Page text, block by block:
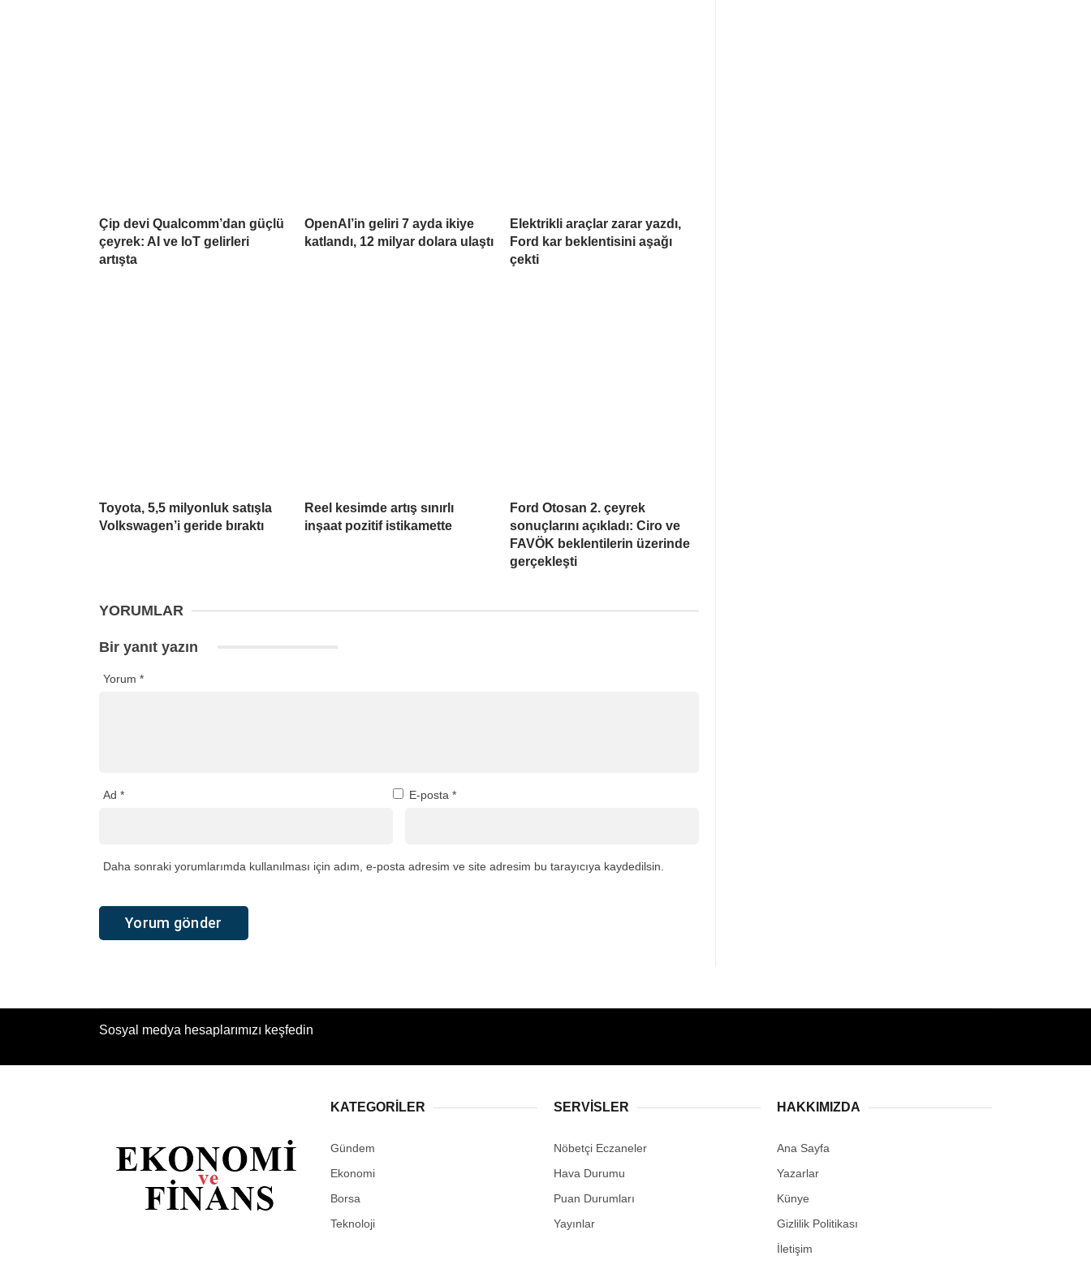
Çip devi Qualcomm’dan güçlü
çeyrek: AI ve IoT gelirleri
artışta
OpenAI’in geliri 7 ayda ikiye
katlandı, 12 milyar dolara ulaştı
Elektrikli araçlar zarar yazdı,
Ford kar beklentisini aşağı
çekti
Toyota, 5,5 milyonluk satışla
Volkswagen’i geride bıraktı
Reel kesimde artış sınırlı
inşaat pozitif istikamette
Ford Otosan 2. çeyrek
sonuçlarını açıkladı: Ciro ve
FAVÖK beklentilerin üzerinde
gerçekleşti
YORUMLAR
Bir yanıt yazın
Yorum *
Ad * E-posta *
Daha sonraki yorumlarımda kullanılması için adım, e-posta adresim ve site adresim bu tarayıcıya kaydedilsin.
Sosyal medya hesaplarımızı keşfedin
KATEGORİLER
Gündem
Ekonomi
Borsa
Teknoloji
SERVİSLER
Nöbetçi Eczaneler
Hava Durumu
Puan Durumları
Yayınlar
HAKKIMIZDA
Ana Sayfa
Yazarlar
Künye
Gizlilik Politikası
İletişim